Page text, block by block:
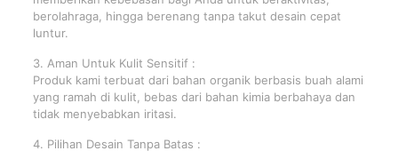
berolahraga, hingga berenang tanpa takut desain cepat
luntur.
3. Aman Untuk Kulit Sensitif :
Produk kami terbuat dari bahan organik berbasis buah alami
yang ramah di kulit, bebas dari bahan kimia berbahaya dan
tidak menyebabkan iritasi.
4. Pilihan Desain Tanpa Batas :